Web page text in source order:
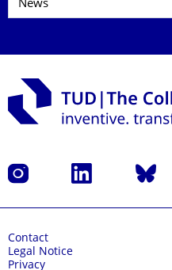
Instagram LinkedIn Bluesky
Contact
Legal Notice
Privacy